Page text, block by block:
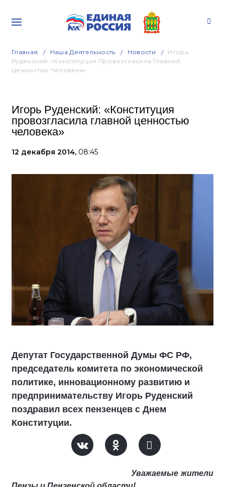
Главная Наша Деятельность Новости
Игорь
Руденский: «Конституция Провозгласила Главной
Ценностью Человека»
Игорь Руденский: «Конституция
провозгласила главной ценностью
человека»
12 декабря 2014, 08:45
Депутат Государственной Думы ФС РФ,
председатель комитета по экономической
политике, инновационному развитию и
предпринимательству Игорь Руденский
поздравил всех пензенцев с Днем
Конституции.
Уважаемые жители